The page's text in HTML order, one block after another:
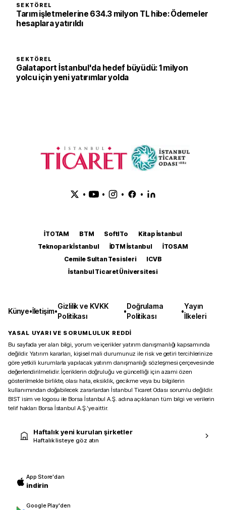
SEKTÖREL
Tarım işletmelerine 634.3 milyon TL hibe: Ödemeler
hesaplara yatırıldı
SEKTÖREL
Galataport İstanbul'da hedef büyüdü: 1 milyon
yolcu için yeni yatırımlar yolda
• • • •
İTOTAM BTM SoftITo
Kitap İstanbul
Teknopark İstanbul
İDTM İstanbul
İTOSAM
Cemile Sultan Tesisleri
ICVB
İstanbul Ticaret Üniversitesi
Künye•İletişim•
Gizlilik ve KVKK
Politikası
•
Doğrulama
Politikası
•
Yayın
İlkeleri
YASAL UYARI VE SORUMLULUK REDDİ
Bu sayfada yer alan bilgi, yorum ve içerikler yatırım danışmanlığı kapsamında
değildir. Yatırım kararları, kişisel mali durumunuz ile risk ve getiri tercihlerinize
göre yetkili kurumlarla yapılacak yatırım danışmanlığı sözleşmesi çerçevesinde
değerlendirilmelidir. İçeriklerin doğruluğu ve güncelliği için azami özen
gösterilmekle birlikte, olası hata, eksiklik, gecikme veya bu bilgilerin
kullanımından doğabilecek zararlardan İstanbul Ticaret Odası sorumlu değildir.
BIST isim ve logosu ile Borsa İstanbul A.Ş. adına açıklanan tüm bilgi ve verilerin
telif hakları Borsa İstanbul A.Ş.’ye aittir.
Haftalık yeni kurulan şirketler
Haftalık listeye göz atın
App Store'dan
indirin
Google Play'den